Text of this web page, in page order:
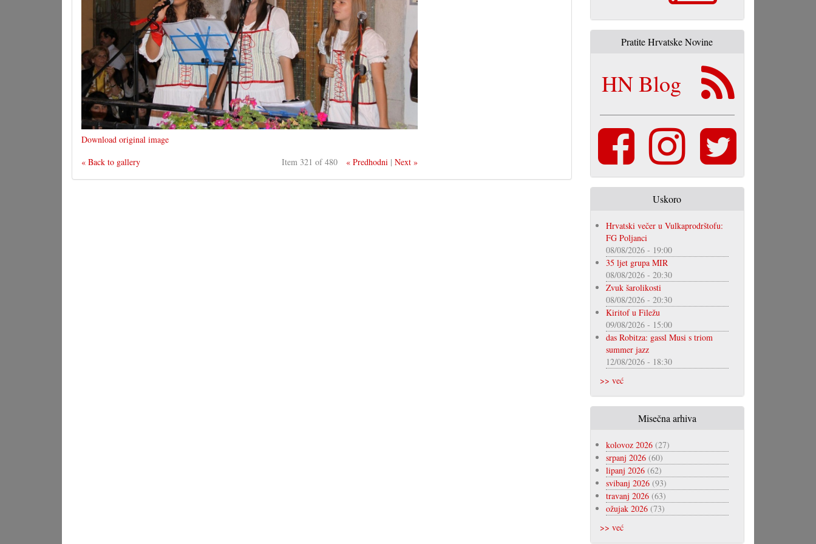
Download original image
« Back to gallery
Item 321 of 480 « Predhodni |Next »
Pratite Hrvatske Novine
HN Blog
Uskoro
Hrvatski večer u Vulkaprodrštofu:
FG Poljanci
08/08/2026 - 19:00
35 ljet grupa MIR
08/08/2026 - 20:30
Zvuk šarolikosti
08/08/2026 - 20:30
Kiritof u Filežu
09/08/2026 - 15:00
das Robitza: gassl Musi s triom
summer jazz
12/08/2026 - 18:30
>> već
Misečna arhiva
kolovoz 2026(27)
srpanj 2026(60)
lipanj 2026(62)
svibanj 2026(93)
travanj 2026(63)
ožujak 2026(73)
>> već